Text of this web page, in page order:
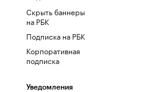
Скрыть баннеры
на РБК
Подписка на РБК
Корпоративная
подписка
Уведомления